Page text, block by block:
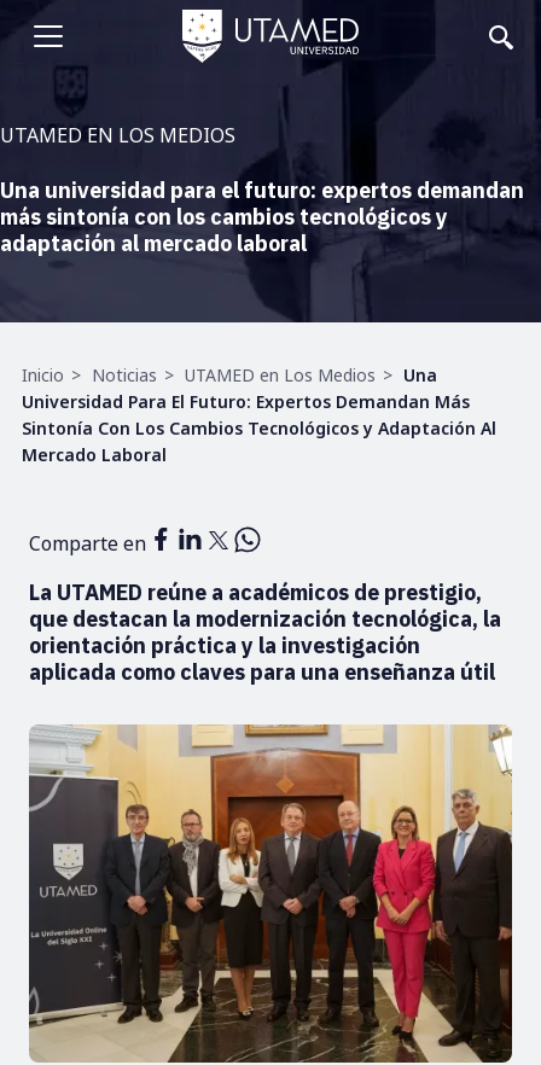
Pasar
contenido
principal
Abrir
menu
UTAMED EN LOS MEDIOS
Una universidad para el futuro: expertos demandan
más sintonía con los cambios tecnológicos y
adaptación al mercado laboral
Ruta
de
navegación
Inicio Noticias UTAMED en Los Medios
Una
Universidad Para El Futuro: Expertos Demandan Más
Sintonía Con Los Cambios Tecnológicos y Adaptación Al
Mercado Laboral
Comparte en
La UTAMED reúne a académicos de prestigio,
que destacan la modernización tecnológica, la
orientación práctica y la investigación
aplicada como claves para una enseñanza útil